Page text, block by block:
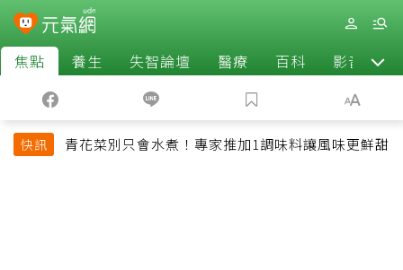
焦點 養生 失智論壇 醫療 百科 影音
快訊 青花菜別只會水煮！專家推加1調味料讓風味更鮮甜